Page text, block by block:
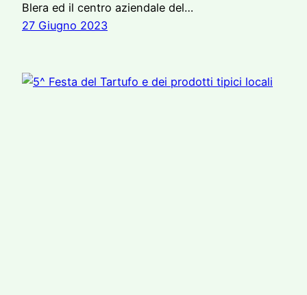
Blera ed il centro aziendale del…
27 Giugno 2023